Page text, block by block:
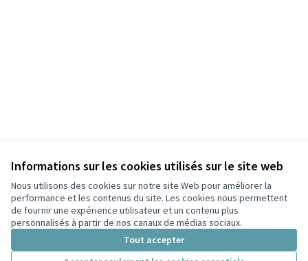
Informations sur les cookies utilisés sur le site web
Nous utilisons des cookies sur notre site Web pour améliorer la
performance et les contenus du site. Les cookies nous permettent
de fournir une expérience utilisateur et un contenu plus
personnalisés à partir de nos canaux de médias sociaux.
Tout accepter